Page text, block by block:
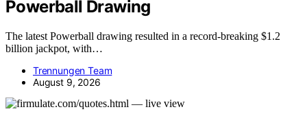
Powerball Drawing
The latest Powerball drawing resulted in a record-breaking $1.2
billion jackpot, with…
Trennungen Team
August 9, 2026